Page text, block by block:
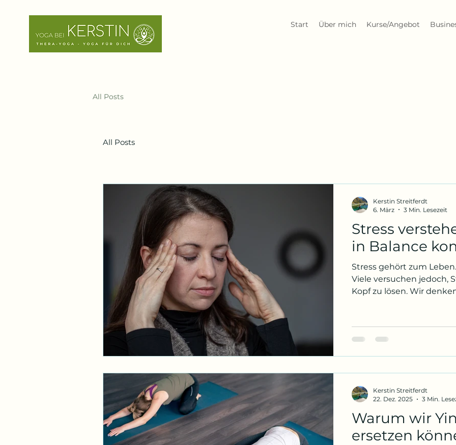
Start Über mich Kurse/Angebot
All Posts
All Posts
Stress
in Balance
Stress gehört zum
Viele versuchen jedoch,
Kopf zu lösen. Wir denken darüber
Trotzdem bleibt die
Der Grund dafür ist
automatisch . Diese
Jahrtause
Kerstin Streitferdt
6. März
3 Min. Lesezeit
Warum wir
ersetzen
Kerstin Streitferdt
22. Dez. 2025
3 Min.